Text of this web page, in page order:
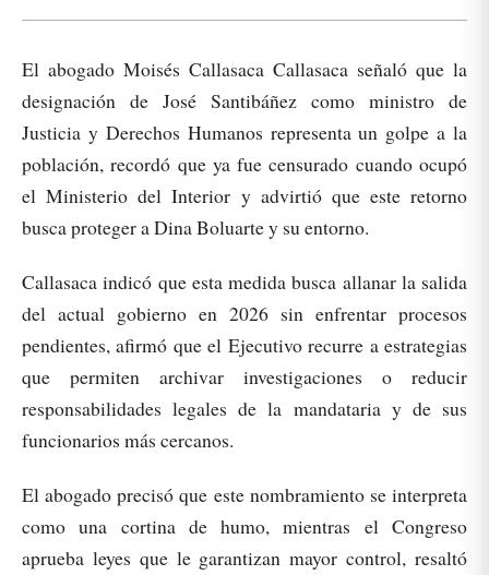
El abogado Moisés Callasaca Callasaca señaló que la
designación de José Santibáñez como ministro de
Justicia y Derechos Humanos representa un golpe a la
población, recordó que ya fue censurado cuando ocupó
el Ministerio del Interior y advirtió que este retorno
busca proteger a Dina Boluarte y su entorno.
Callasaca indicó que esta medida busca allanar la salida
del actual gobierno en 2026 sin enfrentar procesos
pendientes, afirmó que el Ejecutivo recurre a estrategias
que permiten archivar investigaciones o reducir
responsabilidades legales de la mandataria y de sus
funcionarios más cercanos.
El abogado precisó que este nombramiento se interpreta
como una cortina de humo, mientras el Congreso
aprueba leyes que le garantizan mayor control, resaltó